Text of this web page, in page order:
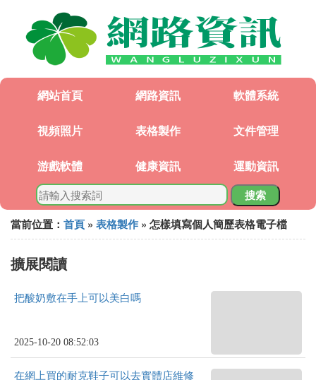
網站首頁 網路資訊 軟體系統
視頻照片 表格製作 文件管理
游戲軟體 健康資訊 運動資訊
搜索
當前位置： 首頁 » 表格製作 » 怎樣填寫個人簡歷表格電子檔
擴展閱讀
把酸奶敷在手上可以美白嗎
2025-10-20 08:52:03
在網上買的耐克鞋子可以去實體店維修